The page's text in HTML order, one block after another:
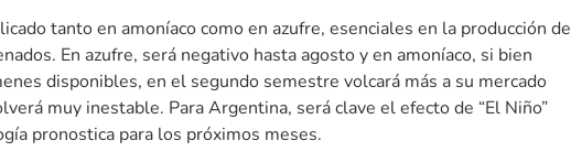
tanto en amoníaco como en azufre, esenciales en la producción de
En azufre, será negativo hasta agosto y en amoníaco, si bien
disponibles, en el segundo semestre volcará más a su mercado
muy inestable. Para Argentina, será clave el efecto de “El Niño”
pronostica para los próximos meses.